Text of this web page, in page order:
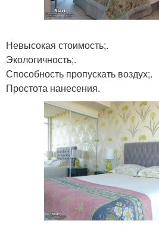
Невысокая стоимость;.
Экологичность;.
Способность пропускать воздух;.
Простота нанесения.